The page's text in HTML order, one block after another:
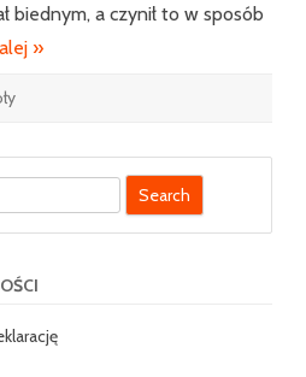
biednym, a czynił to w sposób
»